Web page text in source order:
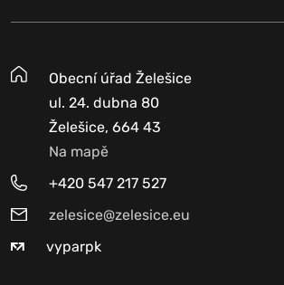
Obecní úřad Želešice
ul. 24. dubna 80
Želešice, 664 43
Na mapě
+420 547 217 527
zelesice@zelesice.eu
vyparpk